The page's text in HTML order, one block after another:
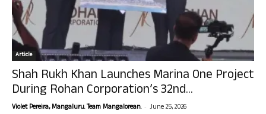
Article
Shah Rukh Khan Launches Marina One Project
During Rohan Corporation’s 32nd...
Violet Pereira, Mangaluru. Team Mangalorean. - June 25, 2026